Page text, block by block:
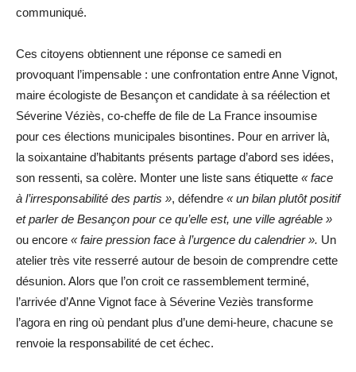
communiqué.
Ces citoyens obtiennent une réponse ce samedi en
provoquant l’impensable : une confrontation entre Anne Vignot,
maire écologiste de Besançon et candidate à sa réélection et
Séverine Véziès, co-cheffe de file de La France insoumise
pour ces élections municipales bisontines. Pour en arriver là,
la soixantaine d’habitants présents partage d’abord ses idées,
son ressenti, sa colère. Monter une liste sans étiquette « face
à l’irresponsabilité des partis », défendre « un bilan plutôt positif
et parler de Besançon pour ce qu’elle est, une ville agréable »
ou encore « faire pression face à l’urgence du calendrier ». Un
atelier très vite resserré autour de besoin de comprendre cette
désunion. Alors que l’on croit ce rassemblement terminé,
l’arrivée d’Anne Vignot face à Séverine Veziès transforme
l’agora en ring où pendant plus d’une demi-heure, chacune se
renvoie la responsabilité de cet échec.